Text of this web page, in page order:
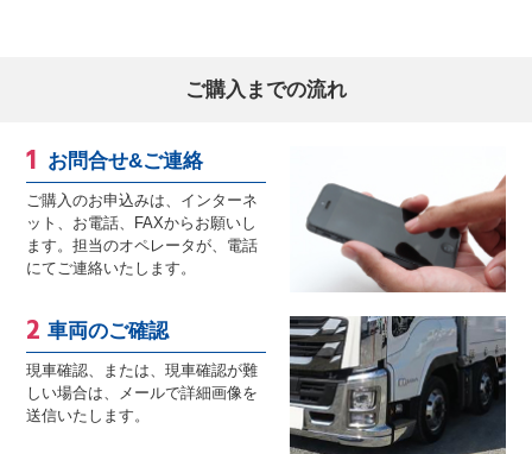
ご購入までの流れ
お問合せ&ご連絡
ご購入のお申込みは、インターネ
ット、お電話、FAXからお願いし
ます。担当のオペレータが、電話
にてご連絡いたします。
車両のご確認
現車確認、または、現車確認が難
しい場合は、メールで詳細画像を
送信いたします。